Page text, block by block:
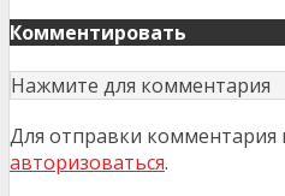
Комментировать
Нажмите для комментария
Для отправки
авторизоваться.